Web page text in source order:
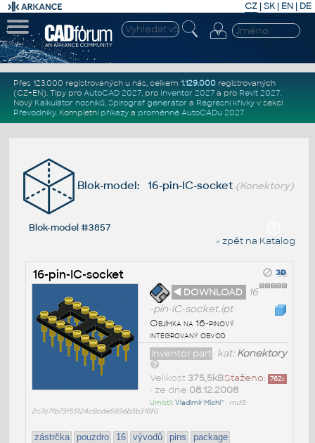
CZ | SK| EN | DE
Přes 123.000 registrovaných u nás, celkem 1.129.000registrovaných
(CZ+EN). Tipy pro AutoCAD 2027, pro Inventor 2027a pro Revit 2027.
Nový Kalkulátor nosníků, Spirograf generátor a Regresní křivkyv sekci
Převodníky. Kompletní příkazya proměnné AutoCADu 2027.
Blok-model: 16-pin-IC-socket (Konektory)
Blok-model #3857
« zpět na Katalog
16-pin-IC-socket
◄ DOWNLOAD
16
-pin-IC-socket.ipt
Objímka na 16-pinový
integrovaný obvod
kat:Konektory
Inventor part
Staženo: 762x
Velikost375,5kB
• ze dne 08.12.2008
Umístil:Vladimír Michl^ • md5:
2c7c71b73f55124c8cde5936b3b318f0
zástrčka pouzdro 16 vývodů pins package